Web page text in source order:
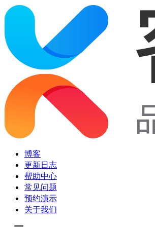
博客
更新日志
帮助中心
常见问题
预约演示
关于我们